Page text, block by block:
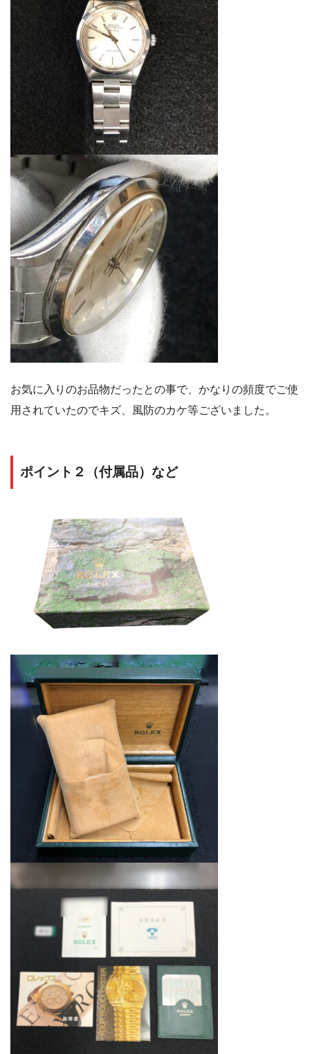
お気に入りのお品物だったとの事で、かなりの頻度でご使
用されていたのでキズ、風防のカケ等ございました。
ポイント２（付属品）など